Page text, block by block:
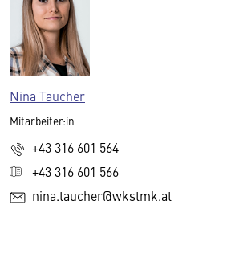
Nina Taucher
Mitarbeiter:in
+43 316 601 564
+43 316 601 566
nina.taucher@wkstmk.at